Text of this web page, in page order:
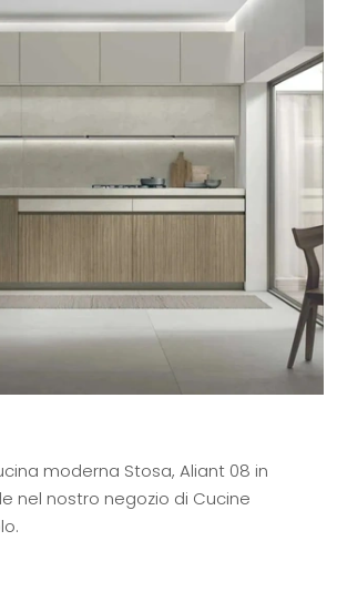
moderna Stosa, Aliant 08 in
nel nostro negozio di Cucine